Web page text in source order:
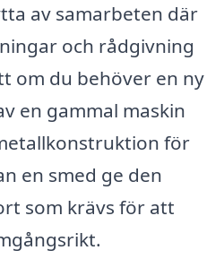
av samarbeten där
och rådgivning
om du behöver en ny
en gammal maskin
för
en smed ge den
som krävs för att